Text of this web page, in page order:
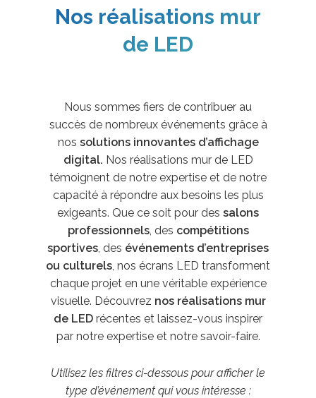
Nos réalisations mur
de LED
Nous sommes fiers de contribuer au
succès de nombreux événements grâce à
nos solutions innovantes d’affichage
digital. Nos réalisations mur de LED
témoignent de notre expertise et de notre
capacité à répondre aux besoins les plus
exigeants. Que ce soit pour des salons
professionnels, des compétitions
sportives, des événements d’entreprises
ou culturels, nos écrans LED transforment
chaque projet en une véritable expérience
visuelle. Découvrez nos réalisations mur
de LED récentes et laissez-vous inspirer
par notre expertise et notre savoir-faire.
Utilisez les filtres ci-dessous pour afficher le
type d’événement qui vous intéresse :